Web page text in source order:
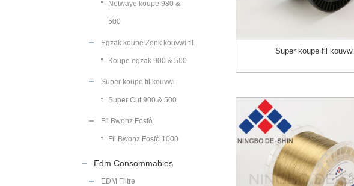
Netwaye koupe 980 &
500
Egzak koupe Zenk kouvwi fil
Koupe egzak 900 & 500
Super koupe fil kouvwi
Super Cut 900 & 500
Fil Bwonz Fosfò
Fil Bwonz Fosfò 1000
Edm Consommables
EDM Filtre
Super koupe fil kouvwi